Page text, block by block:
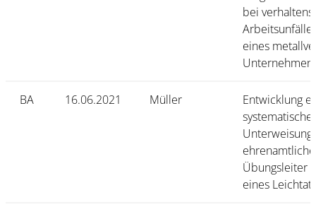
bei
eines
BA 16.06.2021 Müller
Entwicklung
ehrenamtliche
Übungsleiter
eines